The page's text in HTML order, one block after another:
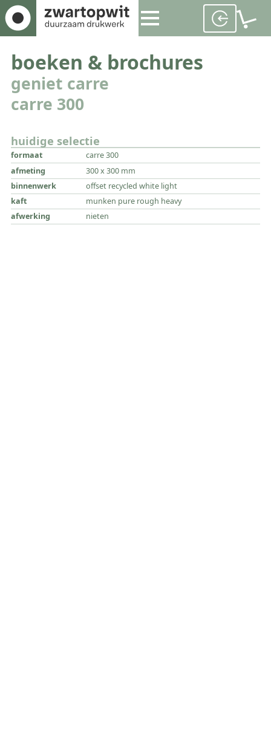
boeken & brochures
geniet carre
carre 300
huidige selectie
formaat
carre 300
afmeting
300 x 300 mm
binnenwerk
offset recycled white light
kaft
munken pure rough heavy
afwerking
nieten